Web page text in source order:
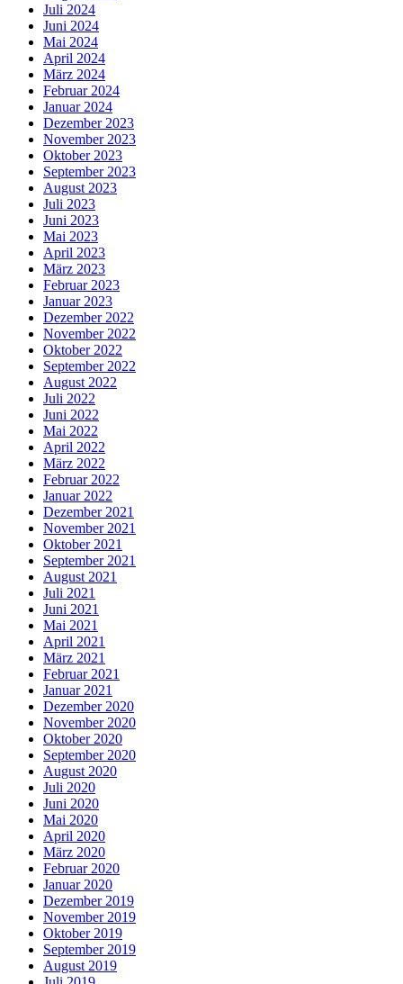
Juli 2024
Juni 2024
Mai 2024
April 2024
März 2024
Februar 2024
Januar 2024
Dezember 2023
November 2023
Oktober 2023
September 2023
August 2023
Juli 2023
Juni 2023
Mai 2023
April 2023
März 2023
Februar 2023
Januar 2023
Dezember 2022
November 2022
Oktober 2022
September 2022
August 2022
Juli 2022
Juni 2022
Mai 2022
April 2022
März 2022
Februar 2022
Januar 2022
Dezember 2021
November 2021
Oktober 2021
September 2021
August 2021
Juli 2021
Juni 2021
Mai 2021
April 2021
März 2021
Februar 2021
Januar 2021
Dezember 2020
November 2020
Oktober 2020
September 2020
August 2020
Juli 2020
Juni 2020
Mai 2020
April 2020
März 2020
Februar 2020
Januar 2020
Dezember 2019
November 2019
Oktober 2019
September 2019
August 2019